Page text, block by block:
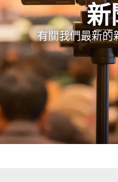
新
有關我們最新的